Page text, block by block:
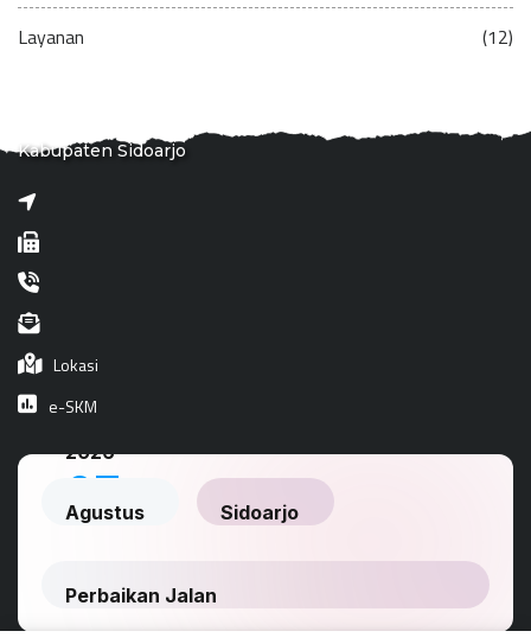
Layanan (12)
Kabupaten Sidoarjo
Lokasi
e-SKM